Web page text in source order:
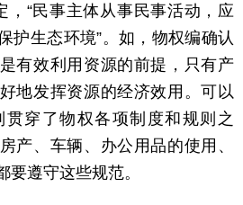
“民事主体从事民事活动，应
护生态环境”。如，物权编确认
有效利用资源的前提，只有产
地发挥资源的经济效用。可以
穿了物权各项制度和规则之
产、车辆、办公用品的使用、
遵守这些规范。